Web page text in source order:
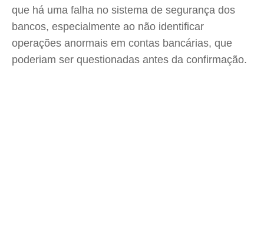
que há uma falha no sistema de segurança dos
bancos, especialmente ao não identificar
operações anormais em contas bancárias, que
poderiam ser questionadas antes da confirmação.